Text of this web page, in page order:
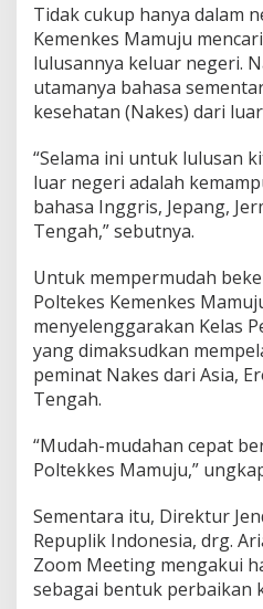
Tidak cukup hanya dalam
Kemenkes Mamuju
lulusannya keluar negeri.
utamanya bahasa
kesehatan (Nakes) dari
“Selama ini untuk lulusan
luar negeri adalah
bahasa Inggris, Jepang,
Tengah,” sebutnya.
Untuk mempermudah
Poltekes Kemenkes
menyelenggarakan Kelas
yang dimaksudkan
peminat Nakes dari Asia,
Tengah.
“Mudah-mudahan cepat
Poltekkes Mamuju,”
Sementara itu, Direktur
Repuplik Indonesia, drg.
Zoom Meeting mengakui
sebagai bentuk perbaikan